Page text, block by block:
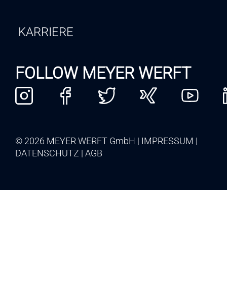
KARRIERE
FOLLOW MEYER WERFT
© 2026 MEYER WERFT GmbH
IMPRESSUM
DATENSCHUTZ
AGB